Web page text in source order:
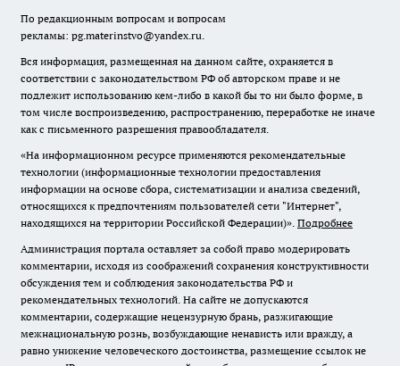
По редакционным вопросам и вопросам
рекламы: pg.materinstvo@yandex.ru.
Вся информация, размещенная на данном сайте, охраняется в
соответствии с законодательством РФ об авторском праве и не
подлежит использованию кем-либо в какой бы то ни было форме, в
том числе воспроизведению, распространению, переработке не иначе
как с письменного разрешения правообладателя.
«На информационном ресурсе применяются рекомендательные
технологии (информационные технологии предоставления
информации на основе сбора, систематизации и анализа сведений,
относящихся к предпочтениям пользователей сети "Интернет",
находящихся на территории Российской Федерации)». Подробнее
Администрация портала оставляет за собой право модерировать
комментарии, исходя из соображений сохранения конструктивности
обсуждения тем и соблюдения законодательства РФ и
рекомендательных технологий. На сайте не допускаются
комментарии, содержащие нецензурную брань, разжигающие
межнациональную рознь, возбуждающие ненависть или вражду, а
равно унижение человеческого достоинства, размещение ссылок не